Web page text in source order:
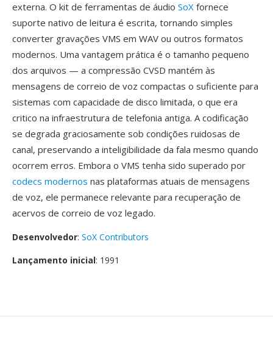
externa. O kit de ferramentas de áudio SoX fornece
suporte nativo de leitura é escrita, tornando simples
converter gravações VMS em WAV ou outros formatos
modernos. Uma vantagem prática é o tamanho pequeno
dos arquivos — a compressão CVSD mantém às
mensagens de correio de voz compactas o suficiente para
sistemas com capacidade de disco limitada, o que era
critico na infraestrutura de telefonia antiga. A codificação
se degrada graciosamente sob condições ruidosas de
canal, preservando a inteligibilidade da fala mesmo quando
ocorrem erros. Embora o VMS tenha sido superado por
codecs modernos nas plataformas atuais de mensagens
de voz, ele permanece relevante para recuperação de
acervos de correio de voz legado.
Desenvolvedor: SoX Contributors
Lançamento inicial: 1991